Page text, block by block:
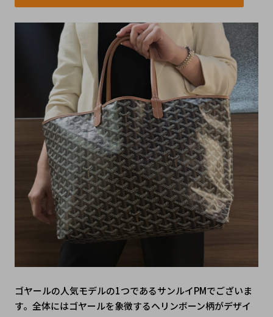
ゴヤールの人気モデルの1つであるサンルイPMでございま
す。全体にはゴヤールを象徴するヘリンボーン柄がデザイ